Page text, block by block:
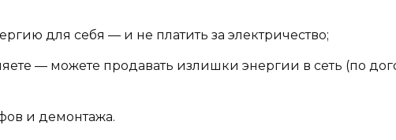
для себя — и не платить за электричество;
— можете продавать излишки энергии в сеть (по
и демонтажа.